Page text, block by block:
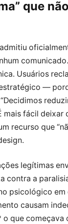
que
Usuários
—
mais fácil deixar
recurso que
legítimas
contra a
psicológico
causam
que começava